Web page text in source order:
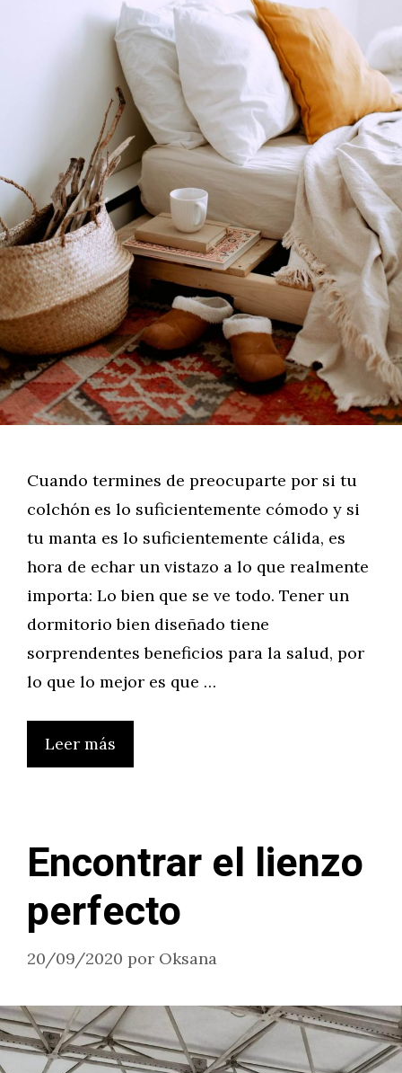
Cuando termines de preocuparte por si tu
colchón es lo suficientemente cómodo y si
tu manta es lo suficientemente cálida, es
hora de echar un vistazo a lo que realmente
importa: Lo bien que se ve todo. Tener un
dormitorio bien diseñado tiene
sorprendentes beneficios para la salud, por
lo que lo mejor es que …
Leer más
Encontrar el lienzo
perfecto
20/09/2020 por Oksana